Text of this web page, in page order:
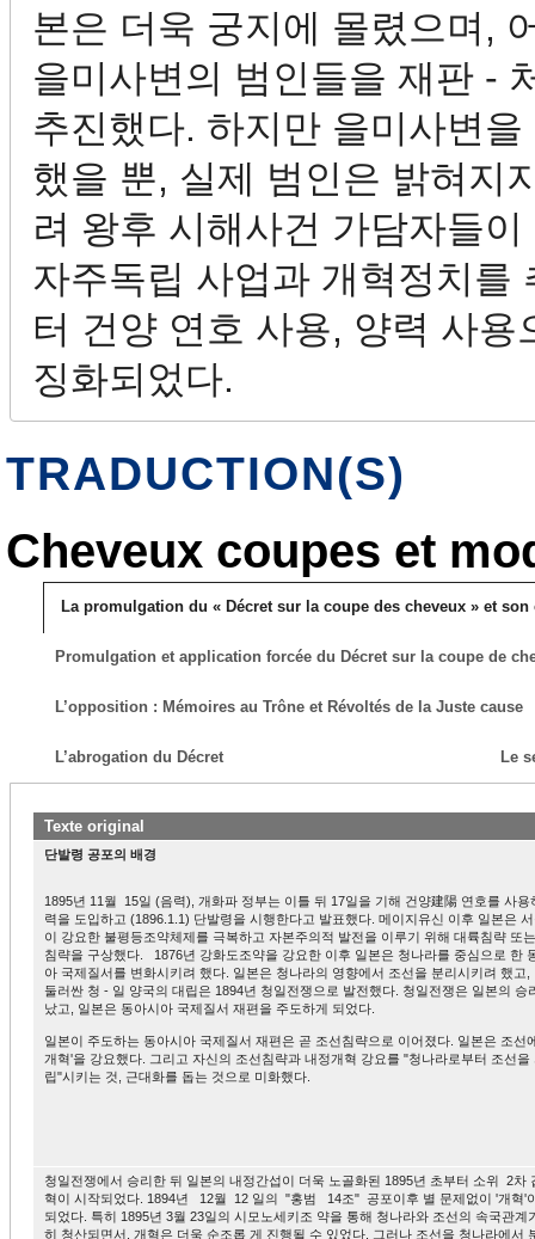
본은 더욱 궁지에 몰렸으며,
을미사변의 범인들을 재판 -
추진했다. 하지만 을미사변
했을 뿐, 실제 범인은 밝혀지
려 왕후 시해사건 가담자들
자주독립 사업과 개혁정치를
터 건양 연호 사용, 양력 사
징화되었다.
TRADUCTION(S)
Cheveux coupes et
La promulgation du « Décret sur la coupe des cheveux » et son
Promulgation et application forcée du Décret sur la coupe de
L’opposition : Mémoires au Trône et Révoltés de la Juste cause
L’abrogation du Décret Le
Texte original
단발령 공포의 배경
1895년 11월 15일 (음력), 개화파 정부는 이틀 뒤 17일을 기해 건양建陽 연호를 사용
력을 도입하고 (1896.1.1) 단발령을 시행한다고 발표했다. 메이지유신 이후 일본은
이 강요한 불평등조약체제를 극복하고 자본주의적 발전을 이루기 위해 대륙침략 또
침략을 구상했다. 1876년 강화도조약을 강요한 이후 일본은 청나라를 중심으로 한
아 국제질서를 변화시키려 했다. 일본은 청나라의 영향에서 조선을 분리시키려 했고,
둘러싼 청 - 일 양국의 대립은 1894년 청일전쟁으로 발전했다. 청일전쟁은 일본의 승
났고, 일본은 동아시아 국제질서 재편을 주도하게 되었다.
일본이 주도하는 동아시아 국제질서 재편은 곧 조선침략으로 이어졌다. 일본은 조선
개혁'을 강요했다. 그리고 자신의 조선침략과 내정개혁 강요를 "청나라로부터 조선을
립"시키는 것, 근대화를 돕는 것으로 미화했다.
청일전쟁에서 승리한 뒤 일본의 내정간섭이 더욱 노골화된 1895년 초부터 소위 2차
혁이 시작되었다. 1894년 12월 12 일의 "홍범 14조" 공포이후 별 문제없이 '개혁'
되었다. 특히 1895년 3월 23일의 시모노세키조 약을 통해 청나라와 조선의 속국관계
히 청산되면서, 개혁은 더욱 순조롭 게 진행될 수 있었다. 그러나 조선을 청나라에서